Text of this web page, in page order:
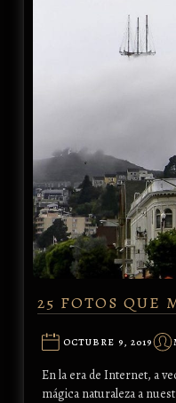
25 FOTOS QUE
OCTUBRE 9, 2019
En la era de Internet, a
mágica naturaleza a